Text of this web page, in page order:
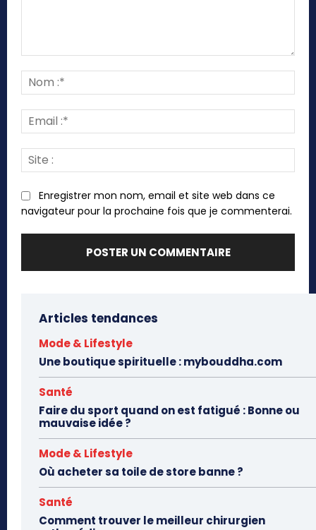
:*
:*
:
Enregistrer mon nom, email et site web dans ce
navigateur pour la prochaine fois que je commenterai.
Articles tendances
Mode & Lifestyle
Une boutique spirituelle : mybouddha.com
Santé
Faire du sport quand on est fatigué : Bonne ou
mauvaise idée ?
Mode & Lifestyle
Où acheter sa toile de store banne ?
Santé
Comment trouver le meilleur chirurgien